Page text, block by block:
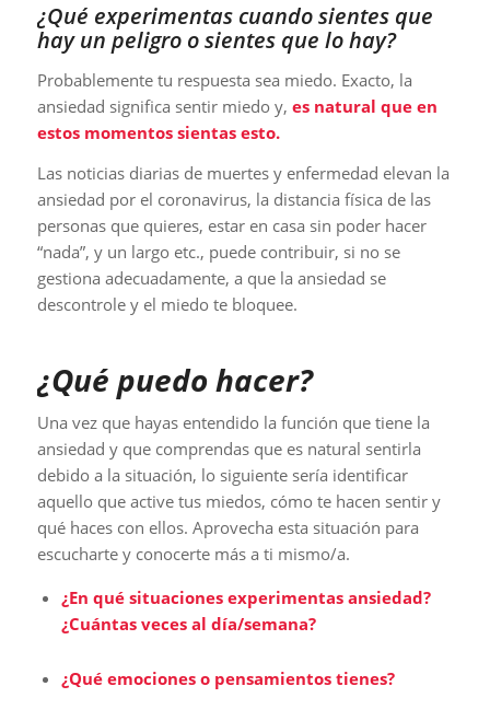
¿Qué experimentas cuando sientes que
hay un peligro o sientes que lo hay?
Probablemente tu respuesta sea miedo. Exacto, la
ansiedad significa sentir miedo y, es natural que en
estos momentos sientas esto.
Las noticias diarias de muertes y enfermedad elevan la
ansiedad por el coronavirus, la distancia física de las
personas que quieres, estar en casa sin poder hacer
“nada”, y un largo etc., puede contribuir, si no se
gestiona adecuadamente, a que la ansiedad se
descontrole y el miedo te bloquee.
¿Qué puedo hacer?
Una vez que hayas entendido la función que tiene la
ansiedad y que comprendas que es natural sentirla
debido a la situación, lo siguiente sería identificar
aquello que active tus miedos, cómo te hacen sentir y
qué haces con ellos. Aprovecha esta situación para
escucharte y conocerte más a ti mismo/a.
¿En qué situaciones experimentas ansiedad?
¿Cuántas veces al día/semana?
¿Qué emociones o pensamientos tienes?